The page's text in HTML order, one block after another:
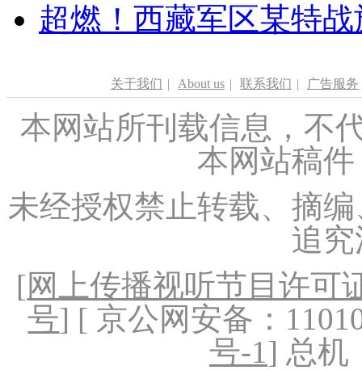
超燃！西藏军区某特
关于我们 | About us | 联系我们 | 广告服务
本网站所刊载信息，不
本网站稿
未经授权禁止转载、摘
追
[网上传播视听节目许可
号] [ 京公网安备：
号-1] 总机